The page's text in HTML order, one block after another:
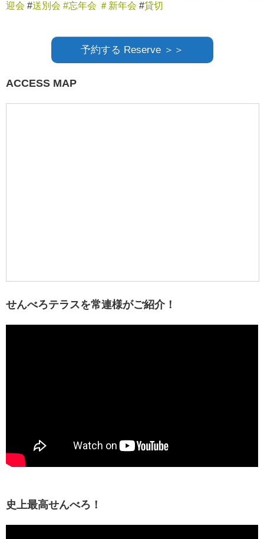
迎会 #送別会 #忘年会 ＃新年会 #貸切
予約する Reserve ＞＞
ACCESS MAP
せんべろテラスを常連様がご紹介！
史上最高せんべろ！